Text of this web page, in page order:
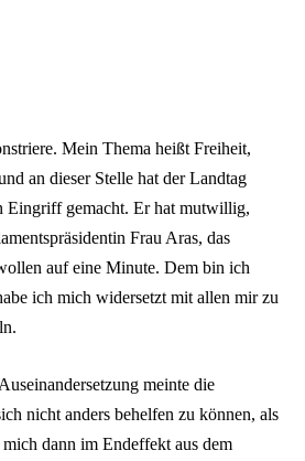
Mein Thema heißt Freiheit,
an dieser Stelle hat der Landtag
Eingriff gemacht. Er hat mutwillig,
Frau Aras, das
auf eine Minute. Dem bin ich
ich mich widersetzt mit allen mir zu
meinte die
nicht anders behelfen zu können, als
dann im Endeffekt aus dem